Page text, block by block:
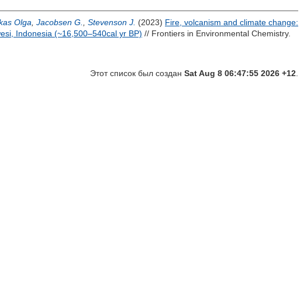
Olga Jacobsen G. Stevenson J. (2023) Fire, volcanism and climate change:
Indonesia (~16,500–540cal yr BP) // Frontiers in Environmental Chemistry.
Этот список был создан Sat Aug 8 06:47:55 2026 +12